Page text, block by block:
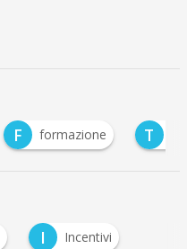
T transizione ecologica
I Incentivi